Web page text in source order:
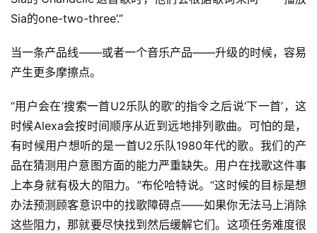
Sia的one-two-three’.”
当一条产品线——或者一个音乐产品——升级的时候，容易
产生更多摩擦点。
“用户会在‘搜索一首U2乐队的歌’的指令之后说‘下一首’，这
时候Alexa会按时间顺序从近到远地排列歌曲。可怕的是，
有时候用户想听的是一首U2乐队1980年代的歌。我们的产
品在猜测用户意图方面的能力严重缺失。用户在找歌这件事
上本身就有极大的阻力。”布伦哈特说。“这时候的目标是想
办法预测顾客意识中的找歌障碍点——如果你无法马上消除
这些阻力，那就要尽快找到然后缓解它们。这项任务难度很